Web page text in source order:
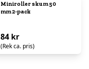
Miniroller skum 50
mm 2-pack
84 kr
(Rek ca. pris)